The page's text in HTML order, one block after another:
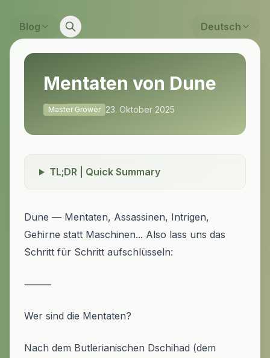
Blog Deutsch
Mentaten von Dune
Master Grower 23. Oktober 2025
TL;DR | Quick Summary
Dune — Mentaten, Assassinen, Intrigen,
Gehirne statt Maschinen... Also lass uns das
Schritt für Schritt aufschlüsseln:
⸻
Wer sind die Mentaten?
Nach dem Butlerianischen Dschihad (dem